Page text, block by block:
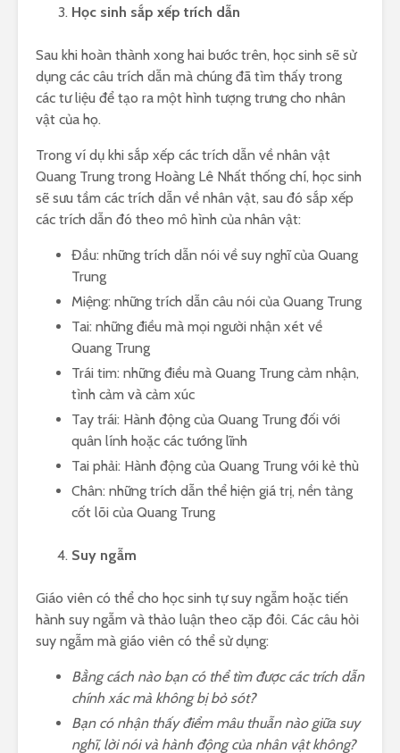
Học sinh sắp xếp trích dẫn
Sau khi hoàn thành xong hai bước trên, học sinh sẽ sử
dụng các câu trích dẫn mà chúng đã tìm thấy trong
các tư liệu để tạo ra một hình tượng trưng cho nhân
vật của họ.
Trong ví dụ khi sắp xếp các trích dẫn về nhân vật
Quang Trung trong Hoàng Lê Nhất thống chí, học sinh
sẽ sưu tầm các trích dẫn về nhân vật, sau đó sắp xếp
các trích dẫn đó theo mô hình của nhân vật:
Đầu: những trích dẫn nói về suy nghĩ của Quang
Trung
Miệng: những trích dẫn câu nói của Quang Trung
Tai: những điều mà mọi người nhận xét về
Quang Trung
Trái tim: những điều mà Quang Trung cảm nhận,
tình cảm và cảm xúc
Tay trái: Hành động của Quang Trung đối với
quân lính hoặc các tướng lĩnh
Tai phải: Hành động của Quang Trung với kẻ thù
Chân: những trích dẫn thể hiện giá trị, nền tảng
cốt lõi của Quang Trung
Suy ngẫm
Giáo viên có thể cho học sinh tự suy ngẫm hoặc tiến
hành suy ngẫm và thảo luận theo cặp đôi. Các câu hỏi
suy ngẫm mà giáo viên có thể sử dụng:
Bằng cách nào bạn có thể tìm được các trích dẫn
chính xác mà không bị bỏ sót?
Bạn có nhận thấy điểm mâu thuẫn nào giữa suy
nghĩ, lời nói và hành động của nhân vật không?